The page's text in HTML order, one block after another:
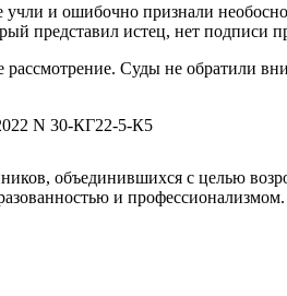
учли и ошибочно признали
представил истец, нет подписи
Суды не обратили
N 30-КГ22-5-К5
объединившихся с целью
и профессионализмом.